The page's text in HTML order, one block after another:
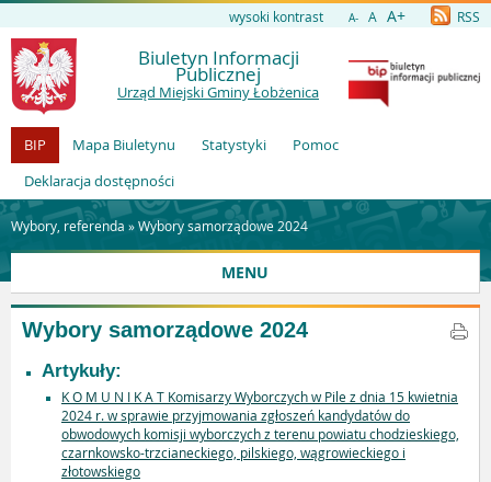
wysoki kontrast A- A A+ RSS
Biuletyn Informacji
Publicznej
Urząd Miejski Gminy Łobżenica
BIP Mapa Biuletynu Statystyki
Pomoc
Deklaracja dostępności
Wybory, referenda »Wybory samorządowe 2024
MENU
Wybory samorządowe 2024
Artykuły:
K O M U N I K A T Komisarzy Wyborczych w Pile z dnia 15 kwietnia
2024 r. w sprawie przyjmowania zgłoszeń kandydatów do
obwodowych komisji wyborczych z terenu powiatu chodzieskiego,
czarnkowsko-trzcianeckiego, pilskiego, wągrowieckiego i
złotowskiego